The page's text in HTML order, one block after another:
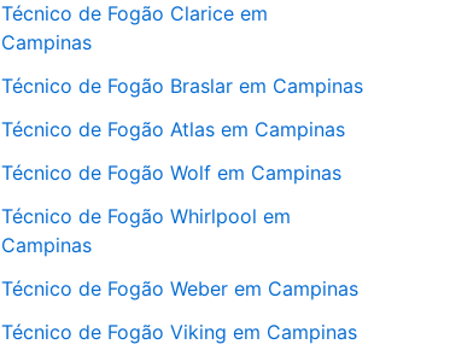
Técnico de Fogão Clarice em
Campinas
Técnico de Fogão Braslar em Campinas
Técnico de Fogão Atlas em Campinas
Técnico de Fogão Wolf em Campinas
Técnico de Fogão Whirlpool em
Campinas
Técnico de Fogão Weber em Campinas
Técnico de Fogão Viking em Campinas